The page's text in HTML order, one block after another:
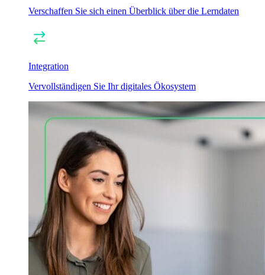
Verschaffen Sie sich einen Überblick über die Lerndaten
Integration
Vervollständigen Sie Ihr digitales Ökosystem